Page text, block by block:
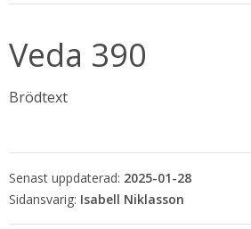
Veda 390
Brödtext
Senast uppdaterad: 2025-01-28
Isabell Niklasson